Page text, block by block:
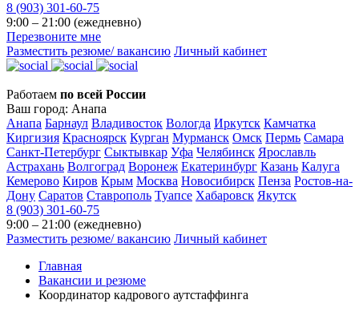
8 (903) 301-60-75
9:00 – 21:00 (ежедневно)
Перезвоните мне
Разместить резюме/ вакансию Личный кабинет
Работаем по всей России
Ваш город: Анапа
Анапа Барнаул Владивосток Вологда Иркутск Камчатка
Киргизия Красноярск Курган Мурманск Омск Пермь Самара
Санкт-Петербург Сыктывкар Уфа Челябинск Ярославль
Астрахань Волгоград Воронеж Екатеринбург Казань Калуга
Кемерово Киров Крым Москва Новосибирск Пенза Ростов-на-
Дону Саратов Ставрополь Туапсе Хабаровск Якутск
8 (903) 301-60-75
9:00 – 21:00 (ежедневно)
Разместить резюме/ вакансию Личный кабинет
Главная
Вакансии и резюме
Координатор кадрового аутстаффинга